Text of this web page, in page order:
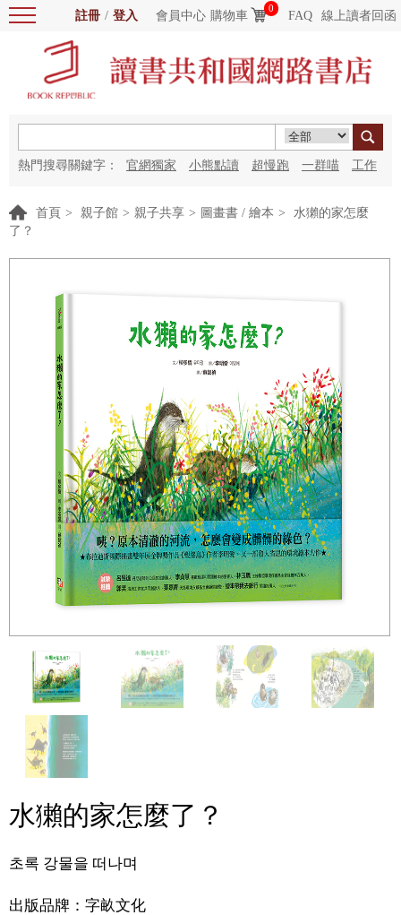
註冊 / 登入 會員中心 購物車
0
FAQ 線上讀者回函
熱門搜尋關鍵字： 官網獨家 小熊點讀 超慢跑 一群喵 工作
首頁 > 親子館 > 親子共享 > 圖畫書 / 繪本 >
水獺的家怎麼
了？
水獺的家怎麼了？
초록 강물을 떠나며
出版品牌：字畝文化